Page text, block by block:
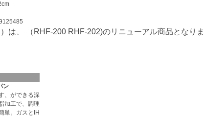
は、 （RHF-200 RHF-202)のリニューアル商品となりま
ン
、ができる深
加工で、調理
単。ガスとIH